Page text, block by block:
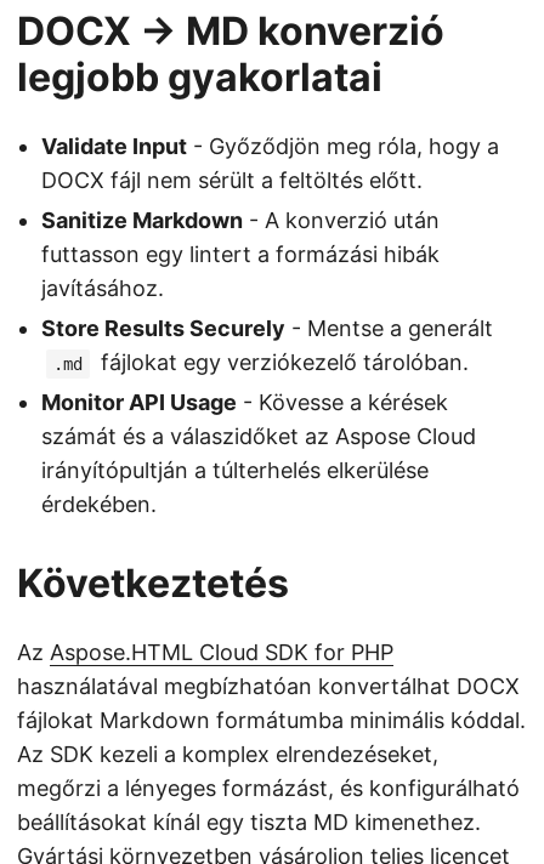
DOCX → MD konverzió
legjobb gyakorlatai
Validate Input - Győződjön meg róla, hogy a
DOCX fájl nem sérült a feltöltés előtt.
Sanitize Markdown - A konverzió után
futtasson egy lintert a formázási hibák
javításához.
Store Results Securely - Mentse a generált
.md
fájlokat egy verziókezelő tárolóban.
Monitor API Usage - Kövesse a kérések
számát és a válaszidőket az Aspose Cloud
irányítópultján a túlterhelés elkerülése
érdekében.
Következtetés
Az Aspose.HTML Cloud SDK for PHP
használatával megbízhatóan konvertálhat DOCX
fájlokat Markdown formátumba minimális kóddal.
Az SDK kezeli a komplex elrendezéseket,
megőrzi a lényeges formázást, és konfigurálható
beállításokat kínál egy tiszta MD kimenethez.
Gyártási környezetben vásároljon teljes licencet